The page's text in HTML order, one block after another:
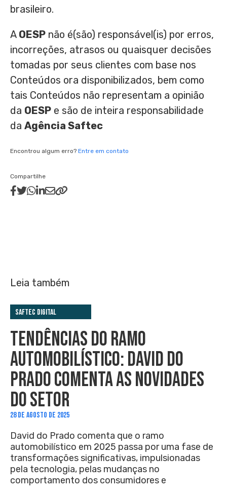
brasileiro.
A OESP não é(são) responsável(is) por erros,
incorreções, atrasos ou quaisquer decisões
tomadas por seus clientes com base nos
Conteúdos ora disponibilizados, bem como
tais Conteúdos não representam a opinião
da OESP e são de inteira responsabilidade
da Agência Saftec
Encontrou algum erro? Entre em contato
Compartilhe
Leia também
Saftec Digital
TENDÊNCIAS DO RAMO
AUTOMOBILÍSTICO: DAVID DO
PRADO COMENTA AS NOVIDADES
DO SETOR
28 DE AGOSTO DE 2025
David do Prado comenta que o ramo
automobilístico em 2025 passa por uma fase de
transformações significativas, impulsionadas
pela tecnologia, pelas mudanças no
comportamento dos consumidores e